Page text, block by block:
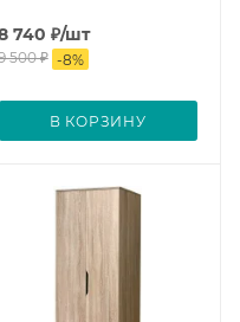
740 ₽/шт
500₽ -8%
В КОРЗИНУ